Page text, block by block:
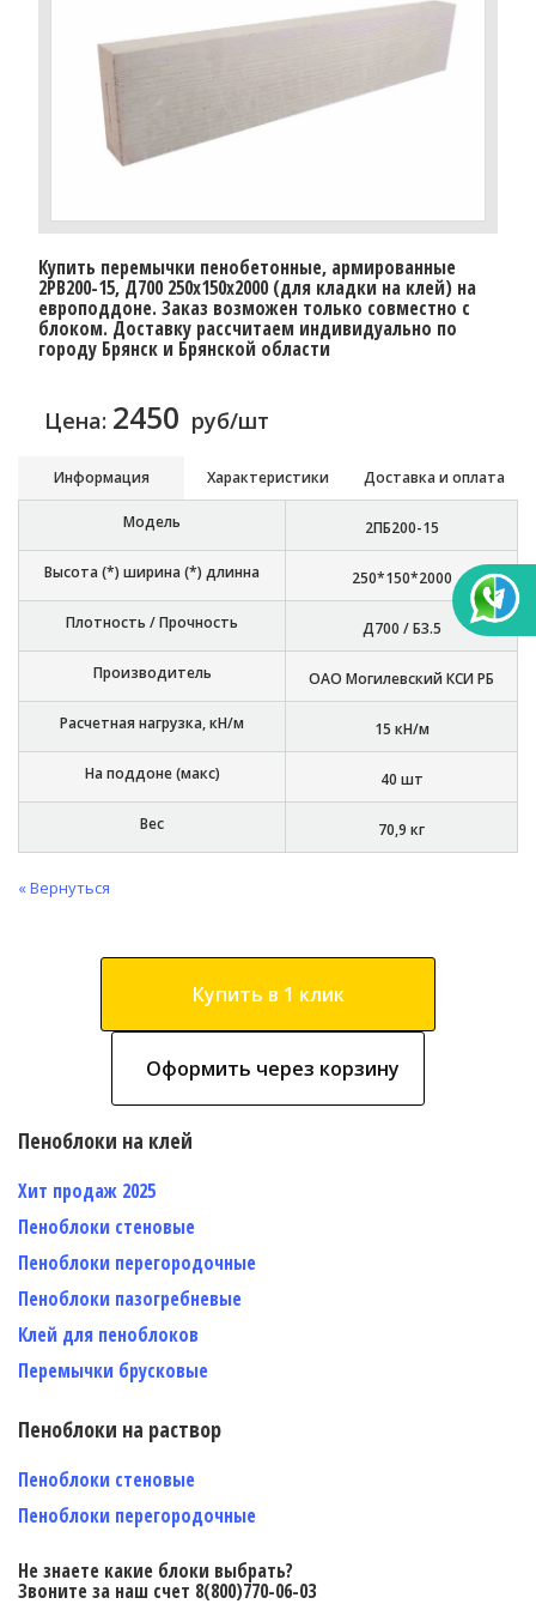
Купить перемычки пенобетонные, армированные
2PB200-15, Д700 250х150х2000 (для кладки на клей) на
европоддоне. Заказ возможен только совместно с
блоком. Доставку расcчитаем индивидуально по
городу Брянск и Брянской области
Цена: 2450 руб/шт
Информация Характеристики Доставка и оплата
Модель 2ПБ200-15
Высота (*) ширина (*) длинна 250*150*2000
Плотность / Прочность Д700 / Б3.5
Производитель ОАО Могилевский КСИ РБ
Расчетная нагрузка, кН/м 15 кН/м
На поддоне (макс) 40 шт
Вес 70,9 кг
« Вернуться
Купить в 1 клик
Оформить через корзину
Пеноблоки на клей
Хит продаж 2025
Пеноблоки стеновые
Пеноблоки перегородочные
Пеноблоки пазогребневые
Клей для пеноблоков
Перемычки брусковые
Пеноблоки на раствор
Пеноблоки стеновые
Пеноблоки перегородочные
Не знаете какие блоки выбрать?
Звоните за наш счет 8(800)770-06-03